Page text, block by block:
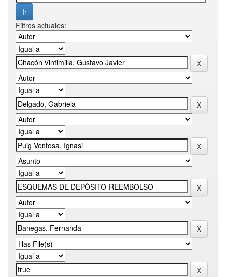
Filtros actuales: